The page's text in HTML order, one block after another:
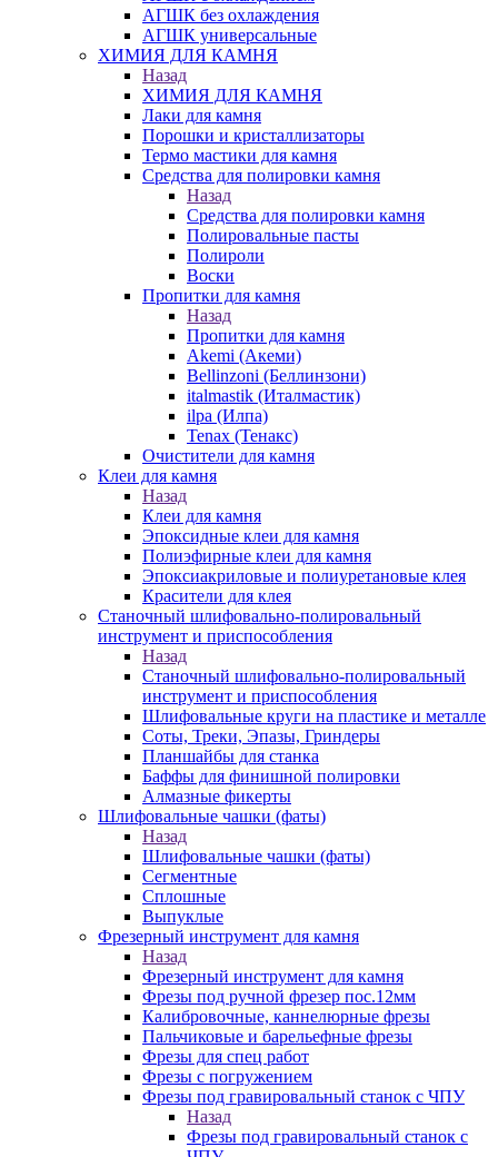
АГШК без охлаждения
АГШК универсальные
ХИМИЯ ДЛЯ КАМНЯ
Назад
ХИМИЯ ДЛЯ КАМНЯ
Лаки для камня
Порошки и кристаллизаторы
Термо мастики для камня
Средства для полировки камня
Назад
Средства для полировки камня
Полировальные пасты
Полироли
Воски
Пропитки для камня
Назад
Пропитки для камня
Akemi (Акеми)
Bellinzoni (Беллинзони)
italmastik (Италмастик)
ilpa (Илпа)
Tenax (Тенакс)
Очистители для камня
Клеи для камня
Назад
Клеи для камня
Эпоксидные клеи для камня
Полиэфирные клеи для камня
Эпоксиакриловые и полиуретановые клея
Красители для клея
Станочный шлифовально-полировальный
инструмент и приспособления
Назад
Станочный шлифовально-полировальный
инструмент и приспособления
Шлифовальные круги на пластике и металле
Соты, Треки, Эпазы, Гриндеры
Планшайбы для станка
Баффы для финишной полировки
Алмазные фикерты
Шлифовальные чашки (фаты)
Назад
Шлифовальные чашки (фаты)
Сегментные
Сплошные
Выпуклые
Фрезерный инструмент для камня
Назад
Фрезерный инструмент для камня
Фрезы под ручной фрезер пос.12мм
Калибровочные, каннелюрные фрезы
Пальчиковые и барельефные фрезы
Фрезы для спец работ
Фрезы с погружением
Фрезы под гравировальный станок с ЧПУ
Назад
Фрезы под гравировальный станок с